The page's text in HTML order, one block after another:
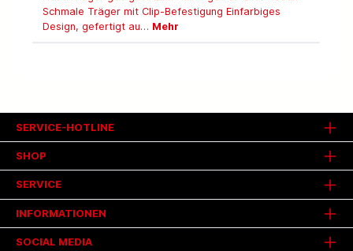
Schmale Träger mit Clip-Befestigung Einfarbiges
Design, gefertigt au… Mehr
SHOP
SERVICE
INFORMATIONEN
SERVICE-HOTLINE
SOCIAL MEDIA